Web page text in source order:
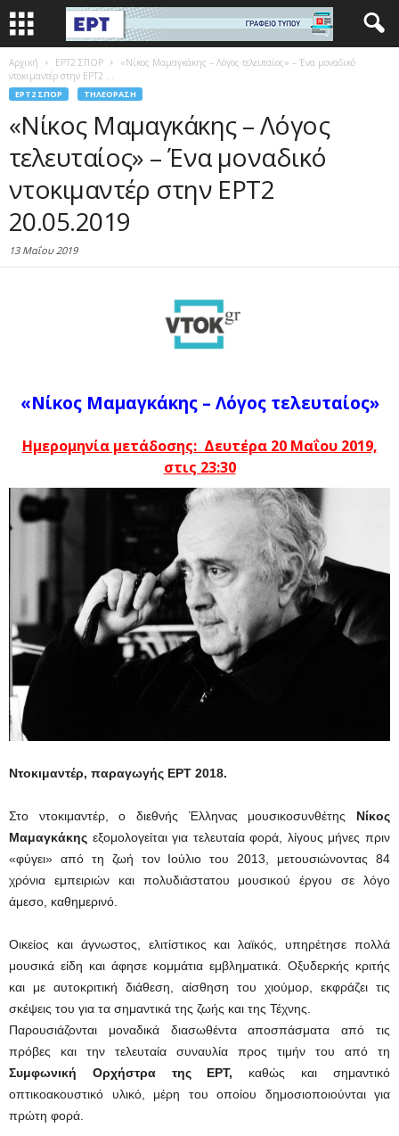
Αρχική EΡΤ2 ΣΠΟΡ
«Νίκος Μαμαγκάκης – Λόγος τελευταίος» – Ένα μοναδικό
ντοκιμαντέρ στην ΕΡΤ2 ...
EΡΤ2 ΣΠΟΡ ΤΗΛΕΌΡΑΣΗ
«Νίκος Μαμαγκάκης – Λόγος
τελευταίος» – Ένα μοναδικό
ντοκιμαντέρ στην ΕΡΤ2
20.05.2019
13 Μαΐου 2019
«Νίκος Μαμαγκάκης – Λόγος τελευταίος»
Ημερομηνία μετάδοσης: Δευτέρα 20 Μαΐου 2019,
στις 23:30
Ντοκιμαντέρ, παραγωγής ΕΡΤ 2018.
Στο ντοκιμαντέρ, ο διεθνής Έλληνας μουσικοσυνθέτης Νίκος
Μαμαγκάκης εξομολογείται για τελευταία φορά, λίγους μήνες πριν
«φύγει» από τη ζωή τον Ιούλιο του 2013, μετουσιώνοντας 84
χρόνια εμπειριών και πολυδιάστατου μουσικού έργου σε λόγο
άμεσο, καθημερινό.
Οικείος και άγνωστος, ελιτίστικος και λαϊκός, υπηρέτησε πολλά
μουσικά είδη και άφησε κομμάτια εμβληματικά. Οξυδερκής κριτής
και με αυτοκριτική διάθεση, αίσθηση του χιούμορ, εκφράζει τις
σκέψεις του για τα σημαντικά της ζωής και της Τέχνης.
Παρουσιάζονται μοναδικά διασωθέντα αποσπάσματα από τις
πρόβες και την τελευταία συναυλία προς τιμήν του από τη
Συμφωνική Ορχήστρα της ΕΡΤ, καθώς και σημαντικό
οπτικοακουστικό υλικό, μέρη του οποίου δημοσιοποιούνται για
πρώτη φορά.